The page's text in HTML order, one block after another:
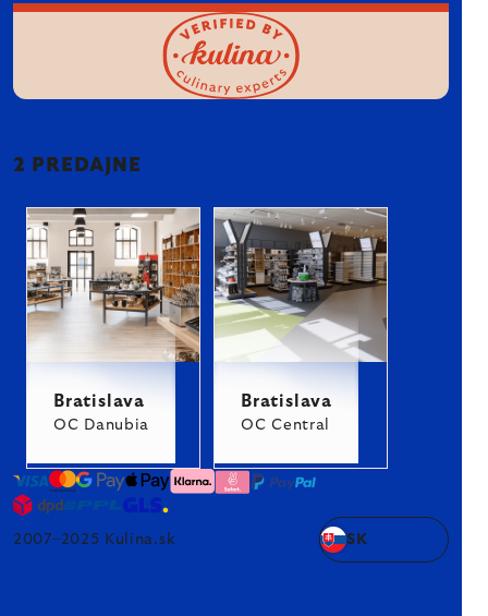
2 PREDAJNE
Bratislava
OC Danubia
Bratislava
OC Central
2007–2025 Kulina.sk SK